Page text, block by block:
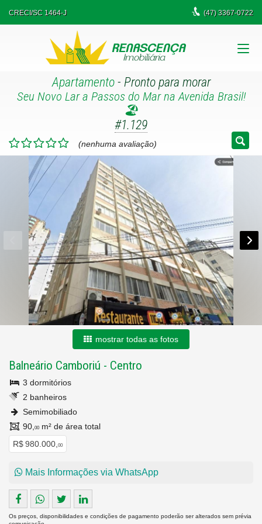
CRECI/SC 1464-J (47)3367-0722
Apartamento- Pronto para morar
Seu Novo Lar a Passos do Mar na Avenida Brasil!
🏖️
#1.129
(nenhuma avaliação)
mostrar todas as fotos
Balneário Camboriú - Centro
3 dormitórios
2 banheiros
Semimobiliado
90, 00 m² de área total
R$ 980.000, 00
Mais Informações via WhatsApp
Os preços, disponibilidades e condições de pagamento poderão ser alterados sem prévia